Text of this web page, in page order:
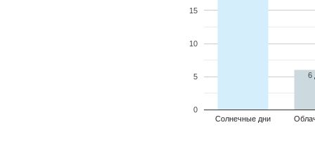
Солнечные дни
0
5
10
15
6